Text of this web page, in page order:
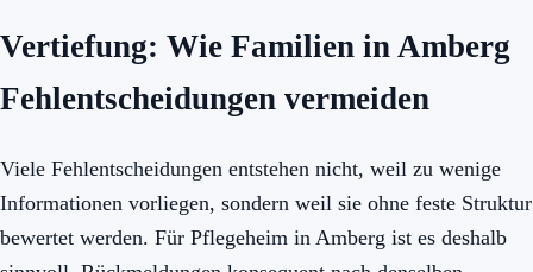
Vertiefung: Wie Familien in Amberg
Fehlentscheidungen vermeiden
Viele Fehlentscheidungen entstehen nicht, weil zu wenige
Informationen vorliegen, sondern weil sie ohne feste Struktur
bewertet werden. Für Pflegeheim in Amberg ist es deshalb